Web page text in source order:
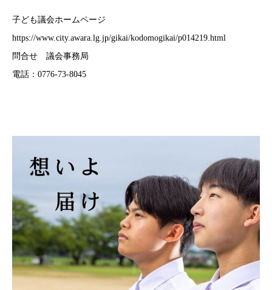
子ども議会ホームページ
https://www.city.awara.lg.jp/gikai/kodomogikai/p014219.html
問合せ 議会事務局
電話：0776-73-8045